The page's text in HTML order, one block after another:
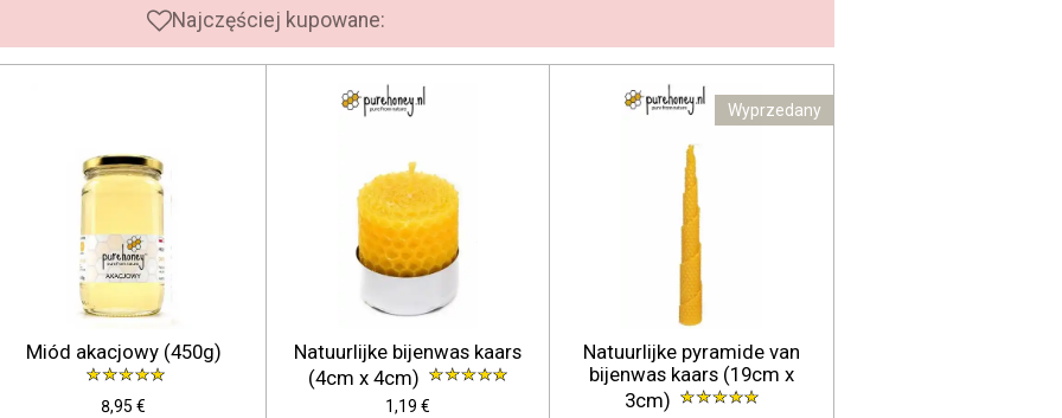
Najczęściej kupowane:
Miód akacjowy (450g)
8,95 €
Natuurlijke bijenwas kaars
(4cm x 4cm)
1,19 €
Wyprzedany
Natuurlijke pyramide van
bijenwas kaars (19cm x
3cm)